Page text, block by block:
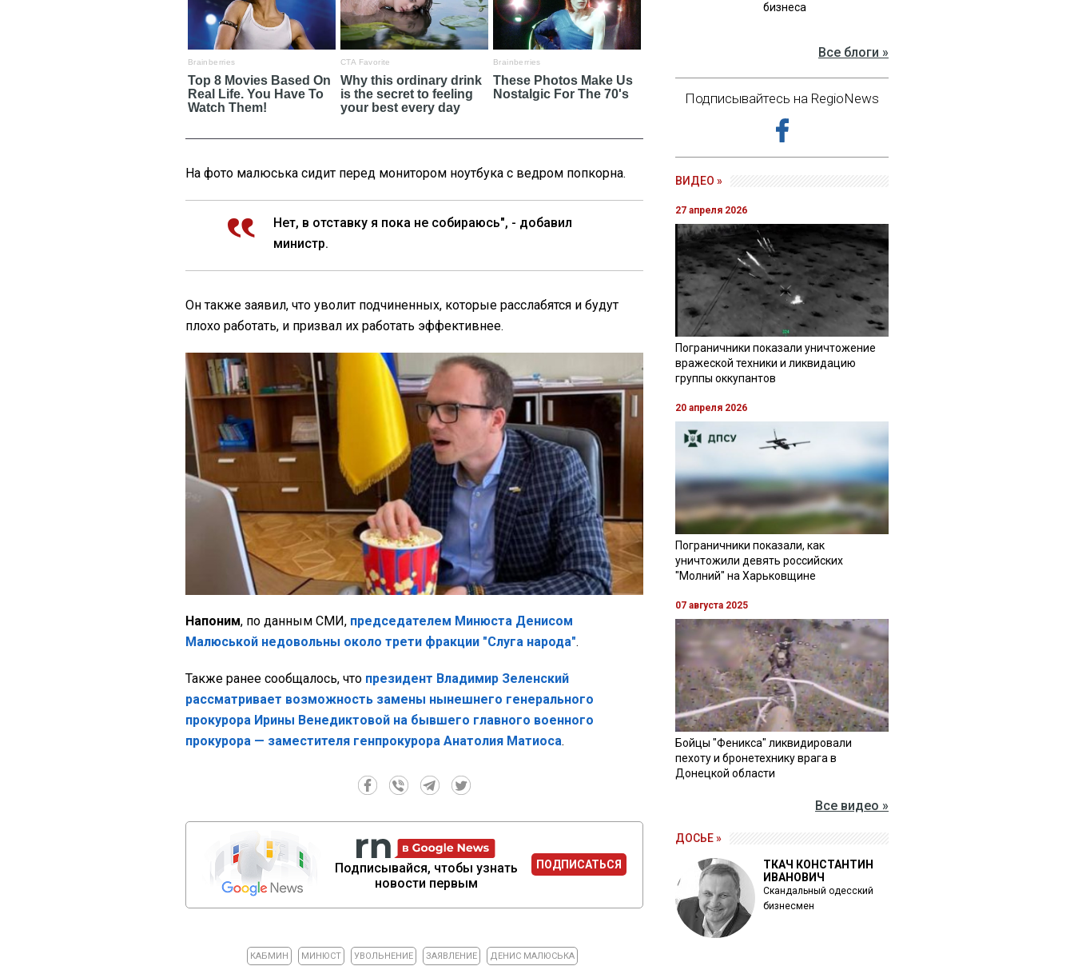
На фото малюська сидит перед монитором ноутбука с ведром попкорна.
Нет, в отставку я пока не собираюсь", - добавил
министр.
Он также заявил, что уволит подчиненных, которые расслабятся и будут
плохо работать, и призвал их работать эффективнее.
Напоним, по данным СМИ, председателем Минюста Денисом
Малюськой недовольны около трети фракции "Слуга народа".
Также ранее сообщалось, что президент Владимир Зеленский
рассматривает возможность замены нынешнего генерального
прокурора Ирины Венедиктовой на бывшего главного военного
прокурора — заместителя генпрокурора Анатолия Матиоса.
Подписывайся, чтобы узнать
новости первым
ПОДПИСАТЬСЯ
КАБМИН МИНЮСТ УВОЛЬНЕНИЕ ЗАЯВЛЕНИЕ ДЕНИС МАЛЮСЬКА
бизнеса
Все блоги »
Подписывайтесь на RegioNews
ВИДЕО »
27 апреля 2026
Пограничники показали уничтожение
вражеской техники и ликвидацию
группы оккупантов
20 апреля 2026
Пограничники показали, как
уничтожили девять российских
"Молний" на Харьковщине
07 августа 2025
Бойцы "Феникса" ликвидировали
пехоту и бронетехнику врага в
Донецкой области
Все видео »
ДОСЬЕ »
ТКАЧ КОНСТАНТИН
ИВАНОВИЧ
Скандальный одесский
бизнесмен